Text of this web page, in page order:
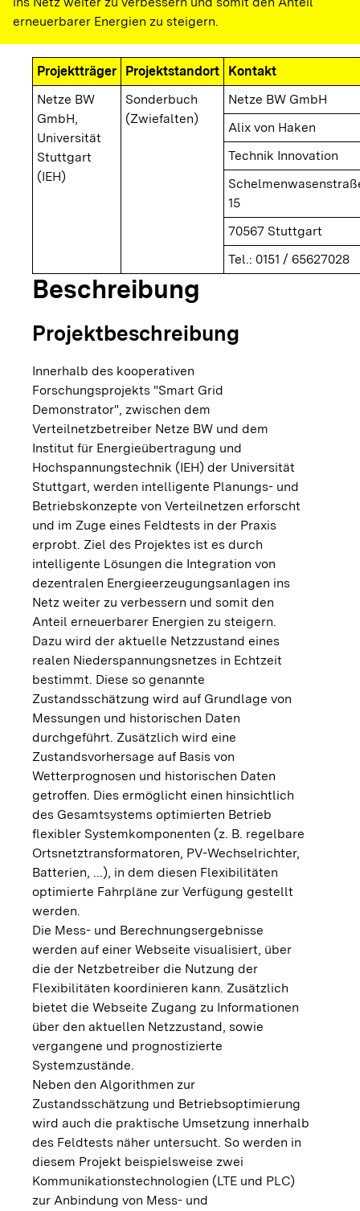
erneuerbarer Energien zu steigern.
Projektträger Projektstandort
Kontakt
Netze BW
GmbH,
Universität
Stuttgart
(IEH)
Sonderbuch
(Zwiefalten)
Netze BW GmbH
Alix von Haken
Technik Innovation
15
70567 Stuttgart
Tel.: 0151 / 65627028
Beschreibung
Projektbeschreibung
Innerhalb des kooperativen
Forschungsprojekts "Smart Grid
Demonstrator", zwischen dem
Verteilnetzbetreiber Netze BW und dem
Institut für Energieübertragung und
Hochspannungstechnik (IEH) der Universität
Stuttgart, werden intelligente Planungs- und
Betriebskonzepte von Verteilnetzen erforscht
und im Zuge eines Feldtests in der Praxis
erprobt. Ziel des Projektes ist es durch
intelligente Lösungen die Integration von
dezentralen Energieerzeugungsanlagen ins
Netz weiter zu verbessern und somit den
Anteil erneuerbarer Energien zu steigern.
Dazu wird der aktuelle Netzzustand eines
realen Niederspannungsnetzes in Echtzeit
bestimmt. Diese so genannte
Zustandsschätzung wird auf Grundlage von
Messungen und historischen Daten
durchgeführt. Zusätzlich wird eine
Zustandsvorhersage auf Basis von
Wetterprognosen und historischen Daten
getroffen. Dies ermöglicht einen hinsichtlich
des Gesamtsystems optimierten Betrieb
flexibler Systemkomponenten (z. B. regelbare
Ortsnetztransformatoren, PV-Wechselrichter,
Batterien, ...), in dem diesen Flexibilitäten
optimierte Fahrpläne zur Verfügung gestellt
werden.
Die Mess- und Berechnungsergebnisse
werden auf einer Webseite visualisiert, über
die der Netzbetreiber die Nutzung der
Flexibilitäten koordinieren kann. Zusätzlich
bietet die Webseite Zugang zu Informationen
über den aktuellen Netzzustand, sowie
vergangene und prognostizierte
Systemzustände.
Neben den Algorithmen zur
Zustandsschätzung und Betriebsoptimierung
wird auch die praktische Umsetzung innerhalb
des Feldtests näher untersucht. So werden in
diesem Projekt beispielsweise zwei
Kommunikationstechnologien (LTE und PLC)
zur Anbindung von Mess- und